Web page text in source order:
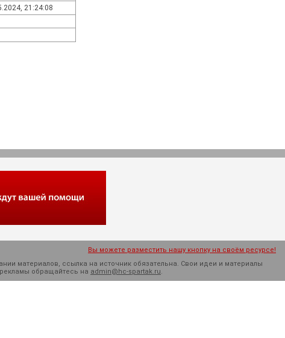
21:24:08
Вы можете разместить нашу кнопку на своём ресурсе!
материалов, ссылка на источник обязательна. Cвои идеи и материалы
обращайтесь на admin@hc-spartak.ru.